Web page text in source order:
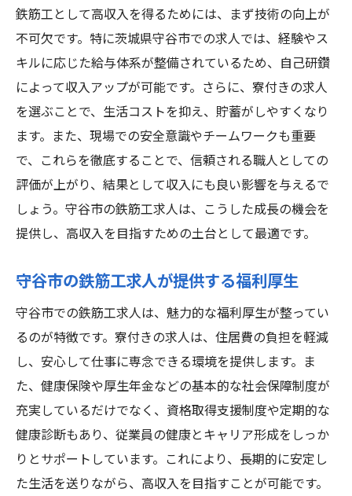
鉄筋工として高収入を得るためには、まず技術の向上が
不可欠です。特に茨城県守谷市での求人では、経験やス
キルに応じた給与体系が整備されているため、自己研鑽
によって収入アップが可能です。さらに、寮付きの求人
を選ぶことで、生活コストを抑え、貯蓄がしやすくなり
ます。また、現場での安全意識やチームワークも重要
で、これらを徹底することで、信頼される職人としての
評価が上がり、結果として収入にも良い影響を与えるで
しょう。守谷市の鉄筋工求人は、こうした成長の機会を
提供し、高収入を目指すための土台として最適です。
守谷市の鉄筋工求人が提供する福利厚生
守谷市での鉄筋工求人は、魅力的な福利厚生が整ってい
るのが特徴です。寮付きの求人は、住居費の負担を軽減
し、安心して仕事に専念できる環境を提供します。ま
た、健康保険や厚生年金などの基本的な社会保障制度が
充実しているだけでなく、資格取得支援制度や定期的な
健康診断もあり、従業員の健康とキャリア形成をしっか
りとサポートしています。これにより、長期的に安定し
た生活を送りながら、高収入を目指すことが可能です。